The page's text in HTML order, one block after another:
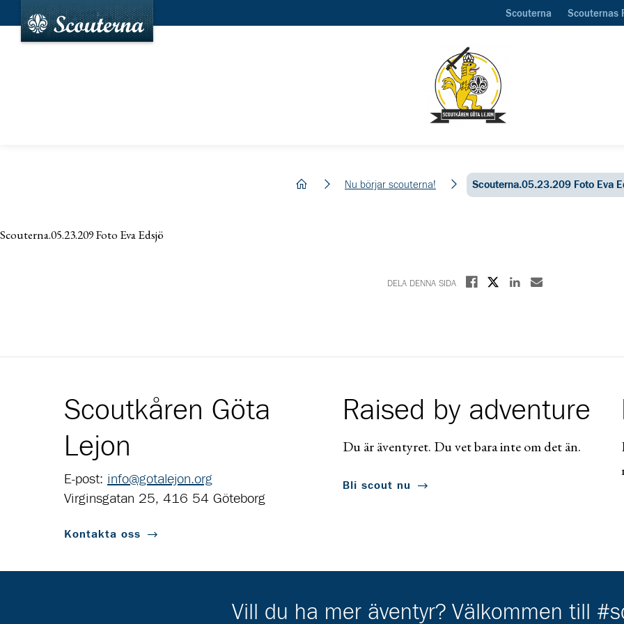
Scouterna Scouternas
hem Nu börjar scouterna! Scouterna.05.23.209 Foto Eva
Scouterna.05.23.209 Foto Eva Edsjö
DELA DENNA SIDA Dela på Facebook
Dela på XDela på Linkedin
Dela med E-post
Scoutkåren Göta
Lejon
E-post: info@gotalejon.org
Virginsgatan 25, 416 54 Göteborg
Kontakta oss
Raised by adventure
Du är äventyret. Du vet bara inte om det än.
Bli scout nu
Vill du ha mer äventyr? Välkommen till